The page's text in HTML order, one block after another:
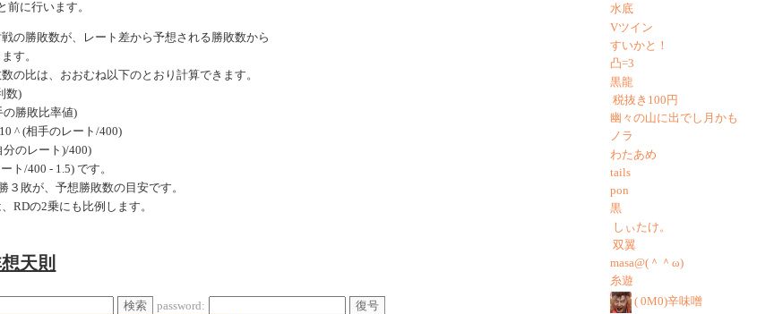
前に行います。
の勝敗数が、レート差から予想される勝敗数から
す。
の比は、おおむね以下のとおり計算できます。
数)
の勝敗比率値)
^ (相手のレート/400)
分のレート)/400)
ト/400 - 1.5) です。
３敗が、予想勝敗数の目安です。
RDの2乗にも比例します。
天則
検索 password:
復号
水底
Vツイン
すいかと！
凸=3
黒龍
税抜き100円
幽々の山に出でし月かも
ノラ
わたあめ
tails
pon
黒
しぃたけ。
双翼
masa@(＾＾ω)
糸遊
( 0M0)辛味噌